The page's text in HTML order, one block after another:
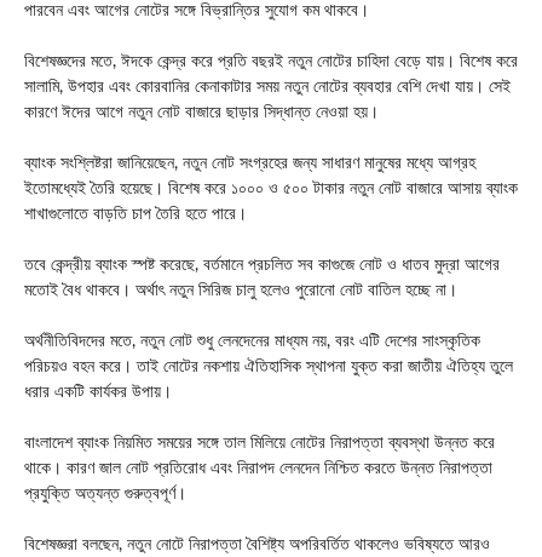
পারবেন এবং আগের নোটের সঙ্গে বিভ্রান্তির সুযোগ কম থাকবে।
বিশেষজ্ঞদের মতে, ঈদকে কেন্দ্র করে প্রতি বছরই নতুন নোটের চাহিদা বেড়ে যায়। বিশেষ করে
সালামি, উপহার এবং কোরবানির কেনাকাটার সময় নতুন নোটের ব্যবহার বেশি দেখা যায়। সেই
কারণে ঈদের আগে নতুন নোট বাজারে ছাড়ার সিদ্ধান্ত নেওয়া হয়।
ব্যাংক সংশ্লিষ্টরা জানিয়েছেন, নতুন নোট সংগ্রহের জন্য সাধারণ মানুষের মধ্যে আগ্রহ
ইতোমধ্যেই তৈরি হয়েছে। বিশেষ করে ১০০০ ও ৫০০ টাকার নতুন নোট বাজারে আসায় ব্যাংক
শাখাগুলোতে বাড়তি চাপ তৈরি হতে পারে।
তবে কেন্দ্রীয় ব্যাংক স্পষ্ট করেছে, বর্তমানে প্রচলিত সব কাগুজে নোট ও ধাতব মুদ্রা আগের
মতোই বৈধ থাকবে। অর্থাৎ নতুন সিরিজ চালু হলেও পুরোনো নোট বাতিল হচ্ছে না।
অর্থনীতিবিদদের মতে, নতুন নোট শুধু লেনদেনের মাধ্যম নয়, বরং এটি দেশের সাংস্কৃতিক
পরিচয়ও বহন করে। তাই নোটের নকশায় ঐতিহাসিক স্থাপনা যুক্ত করা জাতীয় ঐতিহ্য তুলে
ধরার একটি কার্যকর উপায়।
বাংলাদেশ ব্যাংক নিয়মিত সময়ের সঙ্গে তাল মিলিয়ে নোটের নিরাপত্তা ব্যবস্থা উন্নত করে
থাকে। কারণ জাল নোট প্রতিরোধ এবং নিরাপদ লেনদেন নিশ্চিত করতে উন্নত নিরাপত্তা
প্রযুক্তি অত্যন্ত গুরুত্বপূর্ণ।
বিশেষজ্ঞরা বলছেন, নতুন নোটে নিরাপত্তা বৈশিষ্ট্য অপরিবর্তিত থাকলেও ভবিষ্যতে আরও